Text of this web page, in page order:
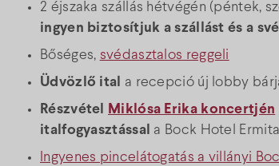
2 éjszaka szállás hétvégén (péntek,
ingyen biztosítjuk a szállást és a
Bőséges, svédasztalos reggeli
Üdvözlő ital a recepció új lobby
Részvétel Miklósa Erika koncertjén
italfogyasztással a Bock Hotel
Ingyenes pincelátogatás a villányi